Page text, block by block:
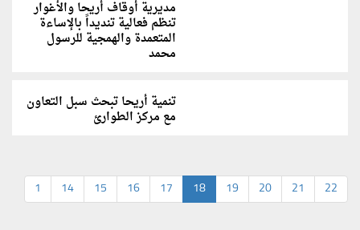
مديرية أوقاف أريحا والأغوار
تنظم فعالية تنديداً بالإساءة
المتعمدة والهمجية للرسول
محمد
تنمية أريحا تبحث سبل التعاون
مع مركز الطوارئ
1 14 15 16 17 18 19 20 21 22